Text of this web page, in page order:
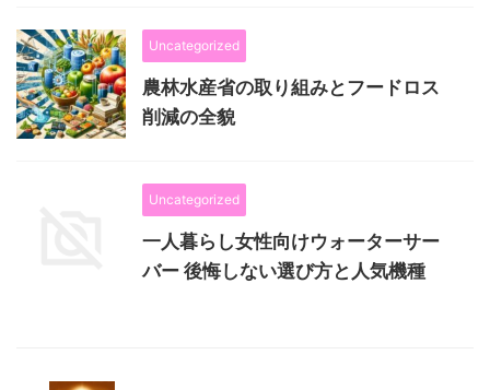
Uncategorized
農林水産省の取り組みとフードロス
削減の全貌
Uncategorized
一人暮らし女性向けウォーターサー
バー 後悔しない選び方と人気機種